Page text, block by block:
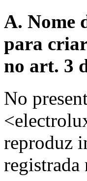
A. Nome
para
no art. 3
No
reproduz
registrada